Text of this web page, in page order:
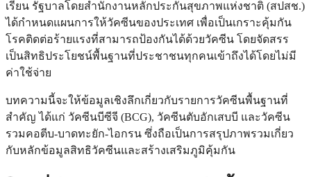
เรียน รัฐบาลโดยสำนักงานหลักประกันสุขภาพแห่งชาติ (สปสช.)
ได้กำหนดแผนการให้วัคซีนของประเทศ เพื่อเป็นเกราะคุ้มกัน
โรคติดต่อร้ายแรงที่สามารถป้องกันได้ด้วยวัคซีน โดยจัดสรร
เป็นสิทธิประโยชน์พื้นฐานที่ประชาชนทุกคนเข้าถึงได้โดยไม่มี
ค่าใช้จ่าย
บทความนี้จะให้ข้อมูลเชิงลึกเกี่ยวกับรายการวัคซีนพื้นฐานที่
สำคัญ ได้แก่ วัคซีนบีซีจี (BCG), วัคซีนตับอักเสบบี และวัคซีน
รวมคอตีบ-บาดทะยัก-ไอกรน ซึ่งถือเป็นการสรุปภาพรวมเกี่ยว
กับหลักข้อมูลสิทธิวัคซีนและสร้างเสริมภูมิคุ้มกัน